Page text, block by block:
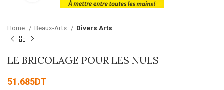
Home Beaux-Arts Divers Arts
LE BRICOLAGE POUR LES NULS
51.685DT